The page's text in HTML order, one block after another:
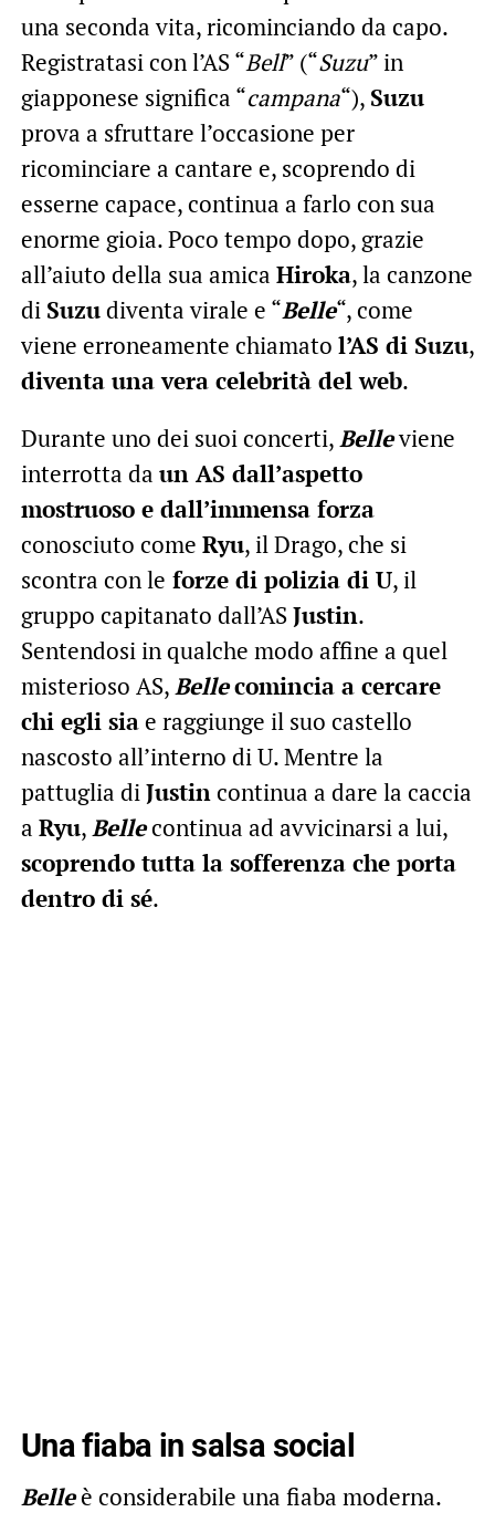
una seconda vita, ricominciando da capo.
Registratasi con l’AS “Bell” (“Suzu” in
giapponese significa “campana“), Suzu
prova a sfruttare l’occasione per
ricominciare a cantare e, scoprendo di
esserne capace, continua a farlo con sua
enorme gioia. Poco tempo dopo, grazie
all’aiuto della sua amica Hiroka, la canzone
di Suzudiventa virale e “Belle“, come
viene erroneamente chiamato l’AS di Suzu,
diventa una vera celebrità del web.
Durante uno dei suoi concerti,Belleviene
interrotta da un AS dall’aspetto
mostruoso e dall’immensa forza
conosciuto come Ryu, il Drago, che si
scontra con le forze di polizia di U, il
gruppo capitanato dall’ASJustin.
Sentendosi in qualche modo affine a quel
misterioso AS,Bellecomincia a cercare
chi egli siae raggiunge il suo castello
nascosto all’interno di U. Mentre la
pattuglia diJustincontinua a dare la caccia
a Ryu,Bellecontinua ad avvicinarsi a lui,
scoprendo tutta la sofferenza che porta
dentro di sé.
Una fiaba in salsa social
Belleè considerabile una fiaba moderna.